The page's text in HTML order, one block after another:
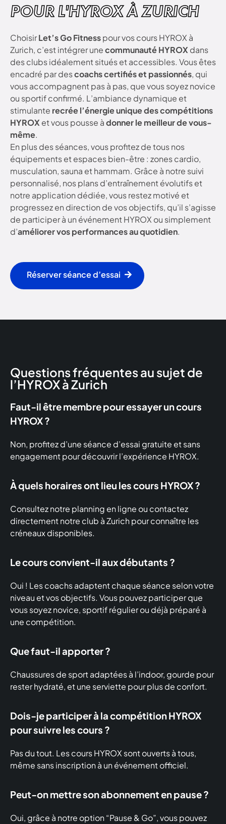
POUR L'HYROX À ZURICH
ChoisirLet’s Go Fitnesspour vos cours HYROX à
Zurich, c’est intégrer unecommunauté HYROX dans
des clubs idéalement situés et accessibles. Vous êtes
encadré par descoachs certifiés et passionnés, qui
vous accompagnent pas à pas, que vous soyez novice
ou sportif confirmé. L’ambiance dynamique et
stimulante recrée l’énergie unique des compétitions
HYROX et vous pousse àdonner le meilleur de vous-
même.
En plus des séances, vous profitez de tous nos
équipements et espaces bien-être : zones cardio,
musculation, sauna et hammam. Grâce à notre suivi
personnalisé, nos plans d’entraînement évolutifs et
notre application dédiée, vous restez motivé et
progressez en direction de vos objectifs, qu’il s’agisse
de participer à un événement HYROX ou simplement
d’améliorer vos performances au quotidien.
Réserver séance d’essai
Questions fréquentes au sujet de
l’HYROX à Zurich
Faut-il être membre pour essayer un cours
HYROX ?
Non, profitez d’une séance d’essai gratuite et sans
engagement pour découvrir l’expérience HYROX.
À quels horaires ont lieu les cours HYROX ?
Consultez notre planning en ligne ou contactez
directement notre club à Zurich pour connaître les
créneaux disponibles.
Le cours convient-il aux débutants ?
Oui ! Les coachs adaptent chaque séance selon votre
niveau et vos objectifs. Vous pouvez participer que
vous soyez novice, sportif régulier ou déjà préparé à
une compétition.
Que faut-il apporter ?
Chaussures de sport adaptées à l’indoor, gourde pour
rester hydraté, et une serviette pour plus de confort.
Dois-je participer à la compétition HYROX
pour suivre les cours ?
Pas du tout. Les cours HYROX sont ouverts à tous,
même sans inscription à un événement officiel.
Peut-on mettre son abonnement en pause ?
Oui, grâce à notre option “Pause & Go”, vous pouvez